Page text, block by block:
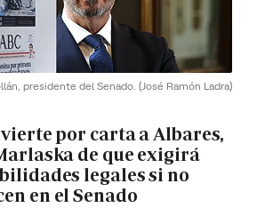
presidente del Senado. (José Ramón Ladra)
por carta a Albares,
de que exigirá
legales si no
en el Senado